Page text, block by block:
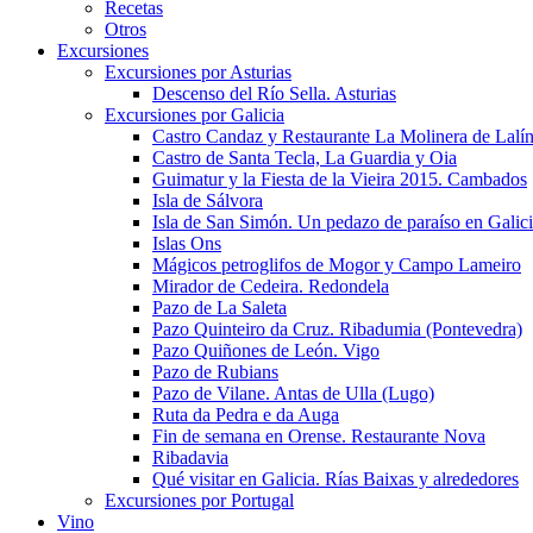
Recetas
Otros
Excursiones
Excursiones por Asturias
Descenso del Río Sella. Asturias
Excursiones por Galicia
Castro Candaz y Restaurante La Molinera de Lalín
Castro de Santa Tecla, La Guardia y Oia
Guimatur y la Fiesta de la Vieira 2015. Cambados
Isla de Sálvora
Isla de San Simón. Un pedazo de paraíso en
Islas Ons
Mágicos petroglifos de Mogor y Campo Lameiro
Mirador de Cedeira. Redondela
Pazo de La Saleta
Pazo Quinteiro da Cruz. Ribadumia (Pontevedra)
Pazo Quiñones de León. Vigo
Pazo de Rubians
Pazo de Vilane. Antas de Ulla (Lugo)
Ruta da Pedra e da Auga
Fin de semana en Orense. Restaurante Nova
Ribadavia
Qué visitar en Galicia. Rías Baixas y alrededores
Excursiones por Portugal
Vino